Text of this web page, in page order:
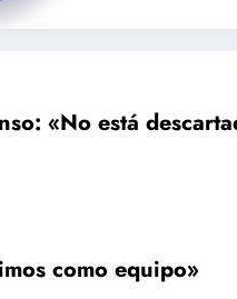
«No está
como equipo»